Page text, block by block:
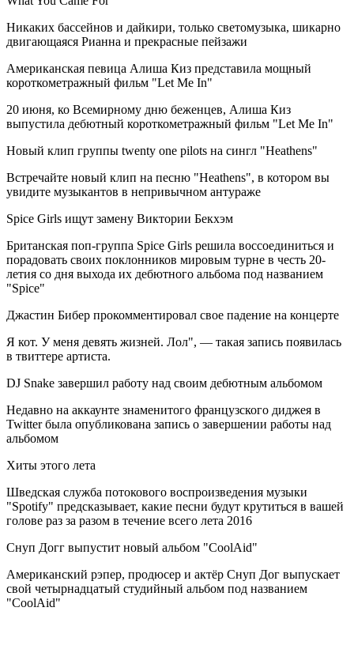
Никаких бассейнов и дайкири, только светомузыка, шикарно
двигающаяся Рианна и прекрасные пейзажи
Американская певица Алиша Киз представила мощный
короткометражный фильм "Let Me In"
20 июня, ко Всемирному дню беженцев, Алиша Киз
выпустила дебютный короткометражный фильм "Let Me In"
Новый клип группы twenty one pilots на сингл "Heathens"
Встречайте новый клип на песню "Heathens", в котором вы
увидите музыкантов в непривычном антураже
Spice Girls ищут замену Виктории Бекхэм
Британская поп-группа Spice Girls решила воссоединиться и
порадовать своих поклонников мировым турне в честь 20-
летия со дня выхода их дебютного альбома под названием
"Spice"
Джастин Бибер прокомментировал свое падение на концерте
Я кот. У меня девять жизней. Лол", — такая запись появилась
в твиттере артиста.
DJ Snake завершил работу над своим дебютным альбомом
Недавно на аккаунте знаменитого французского диджея в
Twitter была опубликована запись о завершении работы над
альбомом
Хиты этого лета
Шведская служба потокового воспроизведения музыки
"Spotify" предсказывает, какие песни будут крутиться в вашей
голове раз за разом в течение всего лета 2016
Снуп Догг выпустит новый альбом "CoolAid"
Американский рэпер, продюсер и актёр Снуп Дог выпускает
свой четырнадцатый студийный альбом под названием
"CoolAid"